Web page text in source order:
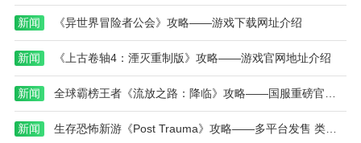
站！
新闻 《异世界冒险者公会》攻略——游戏下载网址介绍
新闻 《上古卷轴4：湮灭重制版》攻略——游戏官网地址介绍
新闻
新闻 生存恐怖新游《Post Trauma》攻略——多平台发售 类寂静岭风格